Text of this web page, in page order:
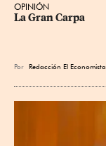
OPINIÓN
La Gran Carpa
Por Redacción El Economista